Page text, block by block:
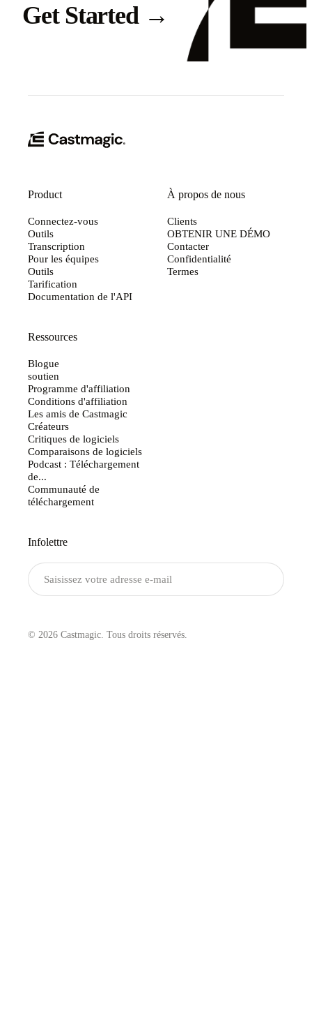
Get Started →
Product
Connectez-vous
Outils
Transcription
Pour les équipes
Outils
Tarification
Documentation de l'API
À propos de nous
Clients
OBTENIR UNE DÉMO
Contacter
Confidentialité
Termes
Ressources
Blogue
soutien
Programme d'affiliation
Conditions d'affiliation
Les amis de Castmagic
Créateurs
Critiques de logiciels
Comparaisons de logiciels
Podcast : Téléchargement
de...
Communauté de
téléchargement
Infolettre
© 2026 Castmagic. Tous droits réservés.